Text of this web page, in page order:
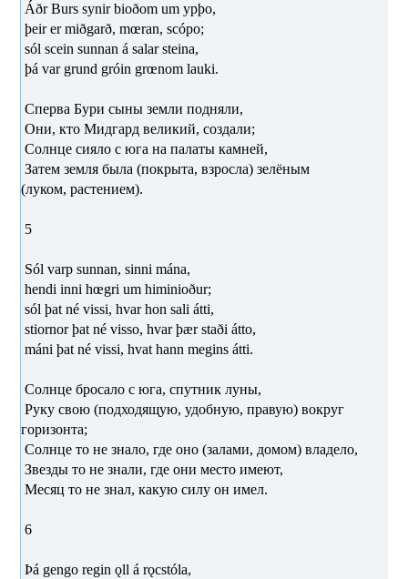
Áðr Burs synir bioðom um ypþo,
þeir er miðgarð, mœran, scópo;
sól scein sunnan á salar steina,
þá var grund gróin grœnom lauki.
Сперва Бури сыны земли подняли,
Они, кто Мидгард великий, создали;
Солнце сияло с юга на палаты камней,
Затем земля была (покрыта, взросла) зелёным
(луком, растением).
5
Sól varp sunnan, sinni mána,
hendi inni hœgri um himinioður;
sól þat né vissi, hvar hon sali átti,
stiornor þat né visso, hvar þær staði átto,
máni þat né vissi, hvat hann megins átti.
Солнце бросало с юга, спутник луны,
Руку свою (подходящую, удобную, правую) вокруг
горизонта;
Солнце то не знало, где оно (залами, домом) владело,
Звезды то не знали, где они место имеют,
Месяц то не знал, какую силу он имел.
6
Þá gengo regin ǫll á rǫcstóla,